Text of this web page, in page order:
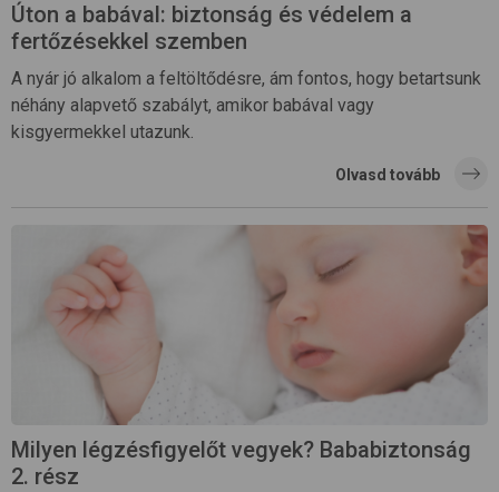
Úton a babával: biztonság és védelem a
fertőzésekkel szemben
A nyár jó alkalom a feltöltődésre, ám fontos, hogy betartsunk
néhány alapvető szabályt, amikor babával vagy
kisgyermekkel utazunk.
Olvasd tovább
Milyen légzésfigyelőt vegyek? Bababiztonság
2. rész